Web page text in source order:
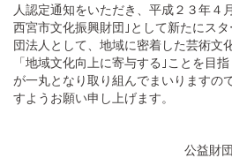
人認定通知をいただき、平成２３年
西宮市文化振興財団｣として新たにス
団法人として、地域に密着した芸術文
「地域文化向上に寄与する｣ことを目
が一丸となり取り組んでまいりますの
すようお願い申し上げます。
公益財